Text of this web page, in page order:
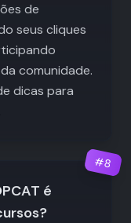
de
seus cliques
comunidade.
dicas para
#8
é